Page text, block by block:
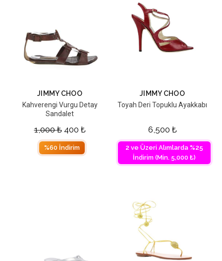
JIMMY CHOO
Kahverengi Vurgu Detay
Sandalet
1,000₺ 400 ₺
%60 İndirim
JIMMY CHOO
Toyah Deri Topuklu Ayakkabı
6,500 ₺
2 ve Üzeri Alımlarda %25
İndirim (Min. 5,000 ₺)